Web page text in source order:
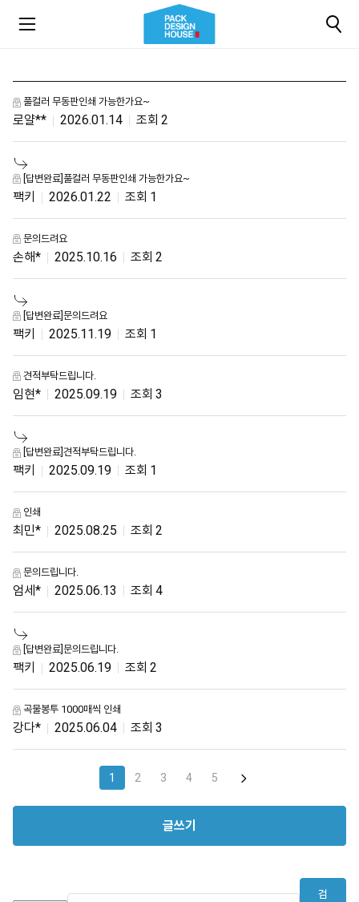
풀컬러 무동판인쇄 가능한가요~
로얄** 2026.01.14 2
[답변완료]풀컬러 무동판인쇄 가능한가요~
팩키 2026.01.22 1
문의드려요
손해* 2025.10.16 2
[답변완료]문의드려요
팩키 2025.11.19 1
견적부탁드립니다.
임현* 2025.09.19 3
[답변완료]견적부탁드립니다.
팩키 2025.09.19 1
인쇄
최민* 2025.08.25 2
문의드립니다.
엄세* 2025.06.13 4
[답변완료]문의드립니다.
팩키 2025.06.19 2
곡물봉투 1000매씩 인쇄
강다* 2025.06.04 3
1 2 3 4 5
글쓰기
검